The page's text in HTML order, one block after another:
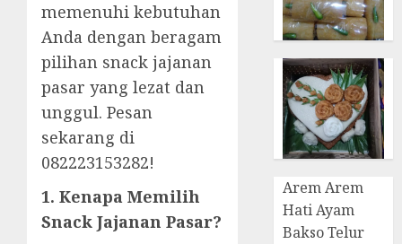
memenuhi kebutuhan
Anda dengan beragam
pilihan snack jajanan
pasar yang lezat dan
unggul. Pesan
sekarang di
082223153282!
1. Kenapa Memilih
Snack Jajanan Pasar?
Arem Arem
Hati Ayam
Bakso Telur